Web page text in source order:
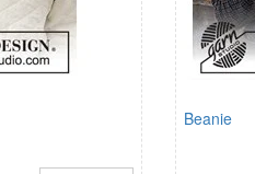
Beanie